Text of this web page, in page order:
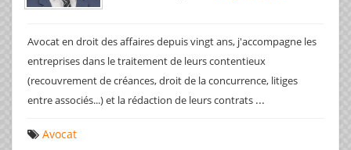
Avocat en droit des affaires depuis vingt ans, j'accompagne les
entreprises dans le traitement de leurs contentieux
(recouvrement de créances, droit de la concurrence, litiges
entre associés...) et la rédaction de leurs contrats ...
Avocat